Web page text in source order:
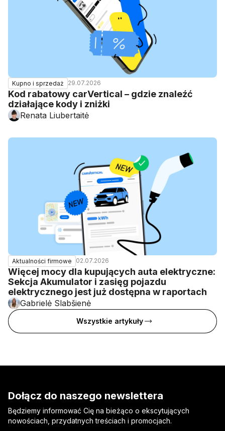
Kupno i sprzedaż 29.07.2026
Kod rabatowy carVertical – gdzie znaleźć
działające kody i zniżki
Renata Liubertaitė
Aktualności firmowe 02.07.2026
Więcej mocy dla kupujących auta elektryczne:
Sekcja Akumulator i zasięg pojazdu
elektrycznego jest już dostępna w raportach
Gabrielė Slabšienė
Wszystkie artykuły
Dołącz do naszego newslettera
Będziemy informować Cię na bieżąco o ekscytujących
nowościach, przydatnych treściach i promocjach.